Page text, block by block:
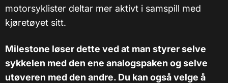
motorsyklister deltar mer aktivt i samspill med
kjøretøyet sitt.
Milestone løser dette ved at man styrer selve
sykkelen med den ene analogspaken og selve
utøveren med den andre. Du kan også velge å